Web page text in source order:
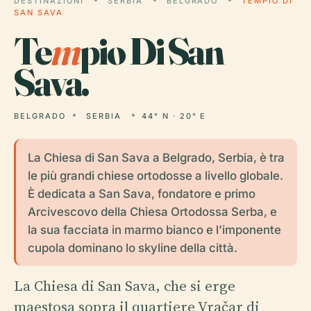
SAN SAVA
Tempio Di San
Sava.
BELGRADO SERBIA 44° N · 20° E
La Chiesa di San Sava a Belgrado, Serbia, è tra
le più grandi chiese ortodosse a livello globale.
È dedicata a San Sava, fondatore e primo
Arcivescovo della Chiesa Ortodossa Serba, e
la sua facciata in marmo bianco e l'imponente
cupola dominano lo skyline della città.
La Chiesa di San Sava, che si erge
maestosa sopra il quartiere Vračar di